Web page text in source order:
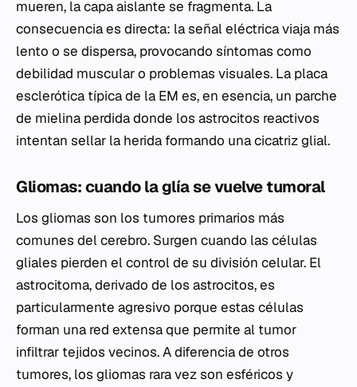
mueren, la capa aislante se fragmenta. La
consecuencia es directa: la señal eléctrica viaja más
lento o se dispersa, provocando síntomas como
debilidad muscular o problemas visuales. La placa
esclerótica típica de la EM es, en esencia, un parche
de mielina perdida donde los astrocitos reactivos
intentan sellar la herida formando una cicatriz glial.
Gliomas: cuando la glía se vuelve tumoral
Los gliomas son los tumores primarios más
comunes del cerebro. Surgen cuando las células
gliales pierden el control de su división celular. El
astrocitoma, derivado de los astrocitos, es
particularmente agresivo porque estas células
forman una red extensa que permite al tumor
infiltrar tejidos vecinos. A diferencia de otros
tumores, los gliomas rara vez son esféricos y